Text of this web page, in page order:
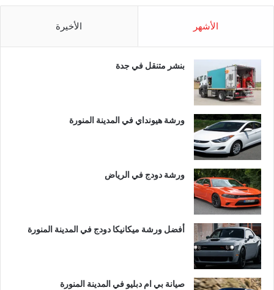
الأشهر الأخيرة
بنشر متنقل في جدة
ورشة هيونداي في المدينة المنورة
ورشة دودج في الرياض
أفضل ورشة ميكانيكا دودج في المدينة المنورة
صيانة بي ام دبليو في المدينة المنورة